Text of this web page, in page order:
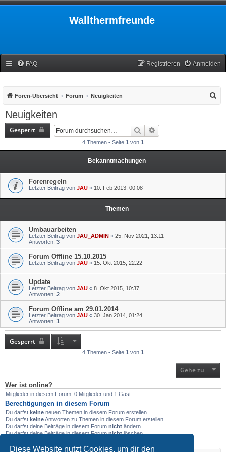
Diese Website nutzt Cookies, um dir den
Wallthermfreunde
FAQ Anmelden
Registrieren
Foren-Übersicht Forum Neuigkeiten
Neuigkeiten
Gesperrt Suche
4 Themen • Seite 1 von 1
Bekanntmachungen
Forenregeln
Letzter Beitrag von JAU « 10. Feb 2013, 00:08
Themen
Umbauarbeiten
Letzter Beitrag von JAU_ADMIN « 25. Nov 2021, 13:11
Antworten: 3
Forum Offline 15.10.2015
Letzter Beitrag von JAU « 15. Okt 2015, 22:22
Update
Letzter Beitrag von JAU « 8. Okt 2015, 10:37
Antworten: 2
Forum Offline am 29.01.2014
Letzter Beitrag von JAU « 30. Jan 2014, 01:24
Antworten: 1
Gesperrt
4 Themen • Seite 1 von 1
Gehe zu
Wer ist online?
Mitglieder in diesem Forum: 0 Mitglieder und 1 Gast
Berechtigungen in diesem Forum
Du darfst keine neuen Themen in diesem Forum erstellen.
Du darfst keineAntworten zu Themen in diesem Forum erstellen.
Du darfst deine Beiträge in diesem Forum nicht ändern.
Du darfst deine Beiträge in diesem Forumnichtlöschen.